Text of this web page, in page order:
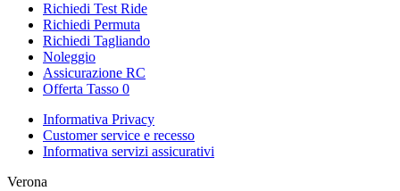
Richiedi Test Ride
Richiedi Permuta
Richiedi Tagliando
Noleggio
Assicurazione RC
Offerta Tasso 0
Informativa Privacy
Customer service e recesso
Informativa servizi assicurativi
Verona